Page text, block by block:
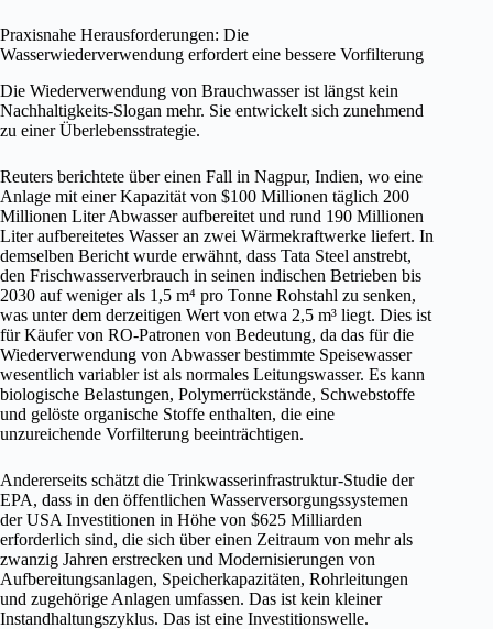
Praxisnahe Herausforderungen: Die
Wasserwiederverwendung erfordert eine bessere Vorfilterung
Die Wiederverwendung von Brauchwasser ist längst kein
Nachhaltigkeits-Slogan mehr. Sie entwickelt sich zunehmend
zu einer Überlebensstrategie.
Reuters berichtete über einen Fall in Nagpur, Indien, wo eine
Anlage mit einer Kapazität von $100 Millionen täglich 200
Millionen Liter Abwasser aufbereitet und rund 190 Millionen
Liter aufbereitetes Wasser an zwei Wärmekraftwerke liefert. In
demselben Bericht wurde erwähnt, dass Tata Steel anstrebt,
den Frischwasserverbrauch in seinen indischen Betrieben bis
2030 auf weniger als 1,5 m⁴ pro Tonne Rohstahl zu senken,
was unter dem derzeitigen Wert von etwa 2,5 m³ liegt. Dies ist
für Käufer von RO-Patronen von Bedeutung, da das für die
Wiederverwendung von Abwasser bestimmte Speisewasser
wesentlich variabler ist als normales Leitungswasser. Es kann
biologische Belastungen, Polymerrückstände, Schwebstoffe
und gelöste organische Stoffe enthalten, die eine
unzureichende Vorfilterung beeinträchtigen.
Andererseits schätzt die Trinkwasserinfrastruktur-Studie der
EPA, dass in den öffentlichen Wasserversorgungssystemen
der USA Investitionen in Höhe von $625 Milliarden
erforderlich sind, die sich über einen Zeitraum von mehr als
zwanzig Jahren erstrecken und Modernisierungen von
Aufbereitungsanlagen, Speicherkapazitäten, Rohrleitungen
und zugehörige Anlagen umfassen. Das ist kein kleiner
Instandhaltungszyklus. Das ist eine Investitionswelle.